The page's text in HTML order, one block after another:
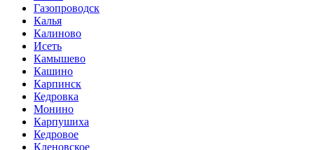
Газопроводск
Калья
Калиново
Исеть
Камышево
Кашино
Карпинск
Кедровка
Монино
Карпушиха
Кедровое
Кленовское